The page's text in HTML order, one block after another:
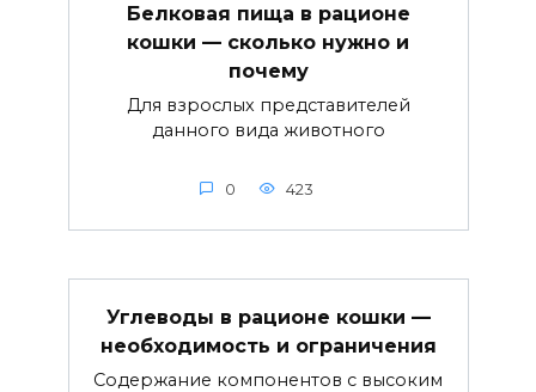
Белковая пища в рационе
кошки — сколько нужно и
почему
Для взрослых представителей
данного вида животного
0 423
Углеводы в рационе кошки —
необходимость и ограничения
Содержание компонентов с высоким